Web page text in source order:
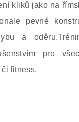
kliků jako na
pevné
a
pro
fitness.